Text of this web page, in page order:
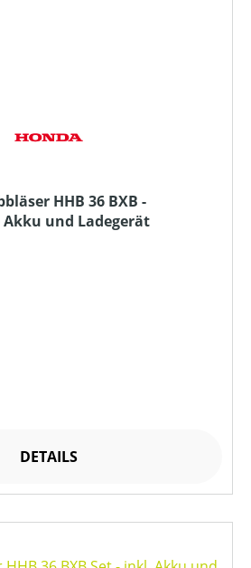
HHB 36 BXB -
und Ladegerät
DETAILS